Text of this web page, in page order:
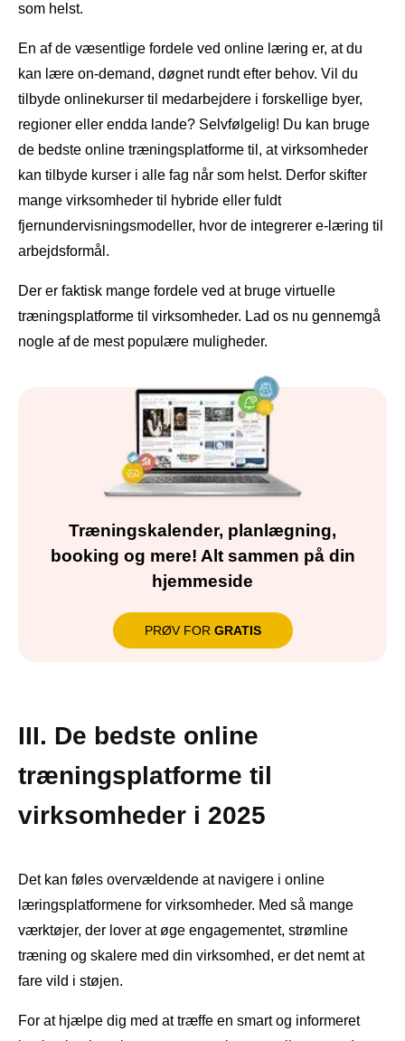
som helst.
En af de væsentlige fordele ved online læring er, at du
kan lære on-demand, døgnet rundt efter behov. Vil du
tilbyde onlinekurser til medarbejdere i forskellige byer,
regioner eller endda lande? Selvfølgelig! Du kan bruge
de bedste online træningsplatforme til, at virksomheder
kan tilbyde kurser i alle fag når som helst. Derfor skifter
mange virksomheder til hybride eller fuldt
fjernundervisningsmodeller, hvor de integrerer e-læring til
arbejdsformål.
Der er faktisk mange fordele ved at bruge virtuelle
træningsplatforme til virksomheder. Lad os nu gennemgå
nogle af de mest populære muligheder.
Træningskalender, planlægning,
booking og mere! Alt sammen på din
hjemmeside
PRØV FOR GRATIS
III. De bedste online
træningsplatforme til
virksomheder i 2025
Det kan føles overvældende at navigere i online
læringsplatformene for virksomheder. Med så mange
værktøjer, der lover at øge engagementet, strømline
træning og skalere med din virksomhed, er det nemt at
fare vild i støjen.
For at hjælpe dig med at træffe en smart og informeret